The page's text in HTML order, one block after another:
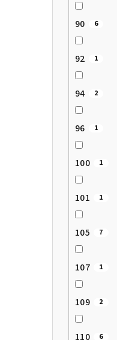
90 6
92 1
94 2
96 1
100 1
101 1
105 7
107 1
109 2
110 6